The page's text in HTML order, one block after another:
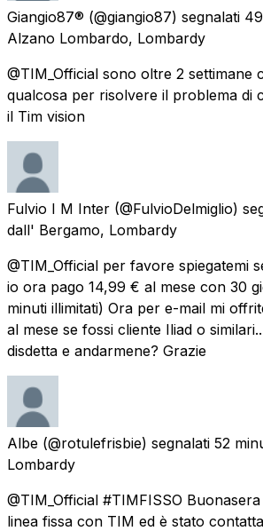
Giangio87® (@giangio87) segnalati
Alzano Lombardo, Lombardy
@TIM_Official sono oltre 2 settimane
qualcosa per risolvere il problema di
il Tim vision
Fulvio I M Inter (@FulvioDelmiglio)
dall' Bergamo, Lombardy
@TIM_Official per favore spiegatemi
io ora pago 14,99 € al mese con 30
minuti illimitati) Ora per e-mail mi
al mese se fossi cliente Iliad o
disdetta e andarmene? Grazie
Albe (@rotulefrisbie) segnalati 52
Lombardy
@TIM_Official #TIMFISSO
linea fissa con TIM ed è stato